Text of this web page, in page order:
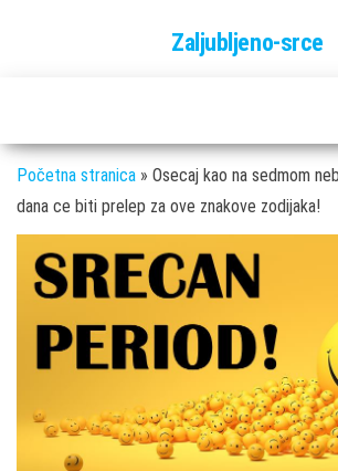
Zaljubljeno-srce
Početna stranica » Osecaj kao na sedmom
dana ce biti prelep za ove znakove zodijaka!